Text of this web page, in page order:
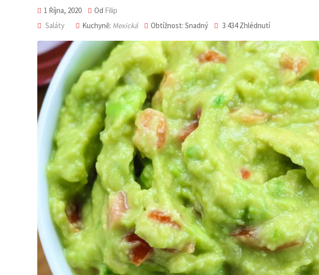
1 Října, 2020 Od Filip
Saláty
Kuchyně: Mexická Obtížnost: Snadný 3 434Zhlédnutí